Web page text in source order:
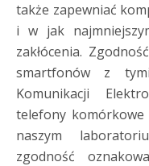
także zapewniać
i w jak
zakłócenia.
smartfonów z
Komunikacji
telefony
naszym
zgodność